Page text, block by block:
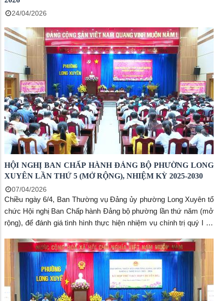
24/04/2026
HỘI NGHỊ BAN CHẤP HÀNH ĐẢNG BỘ PHƯỜNG LONG
XUYÊN LẦN THỨ 5 (MỞ RỘNG), NHIỆM KỲ 2025-2030
07/04/2026
Chiều ngày 6/4, Ban Thường vụ Đảng ủy phường Long Xuyên tổ
chức Hội nghị Ban Chấp hành Đảng bộ phường lần thứ năm (mở
rộng), để đánh giá tình hình thực hiện nhiệm vụ chính trị quý I và
Tỉnh ủy viên, Bí thư Đảng ủy, Chủ tịch HĐND phường Long
Xuyên – Lâm Quang Thi; Phó Bí thư Thường trực Đảng ủy
phường – Võ Thị Xuân Kiều; Phó Bí thư Đảng ủy, Chủ tịch UBND
phường - Đoàn Thị Hương Hà đồng chủ trì.